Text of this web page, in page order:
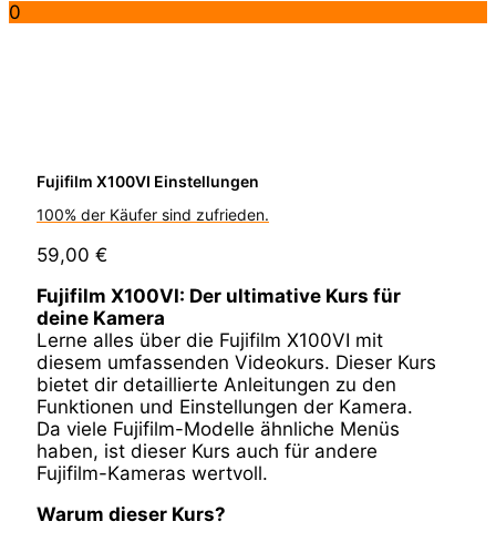
0
Fujifilm X100VI Einstellungen
100% der Käufer sind zufrieden.
59,00 €
Fujifilm X100VI: Der ultimative Kurs für
deine Kamera
Lerne alles über die Fujifilm X100VI mit
diesem umfassenden Videokurs. Dieser Kurs
bietet dir detaillierte Anleitungen zu den
Funktionen und Einstellungen der Kamera.
Da viele Fujifilm-Modelle ähnliche Menüs
haben, ist dieser Kurs auch für andere
Fujifilm-Kameras wertvoll.
Warum dieser Kurs?